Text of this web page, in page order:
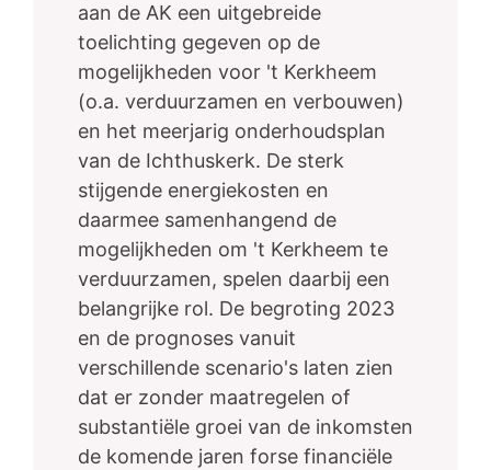
aan de AK een uitgebreide
toelichting gegeven op de
mogelijkheden voor 't Kerkheem
(o.a. verduurzamen en verbouwen)
en het meerjarig onderhoudsplan
van de Ichthuskerk. De sterk
stijgende energiekosten en
daarmee samenhangend de
mogelijkheden om 't Kerkheem te
verduurzamen, spelen daarbij een
belangrijke rol. De begroting 2023
en de prognoses vanuit
verschillende scenario's laten zien
dat er zonder maatregelen of
substantiële groei van de inkomsten
de komende jaren forse financiële